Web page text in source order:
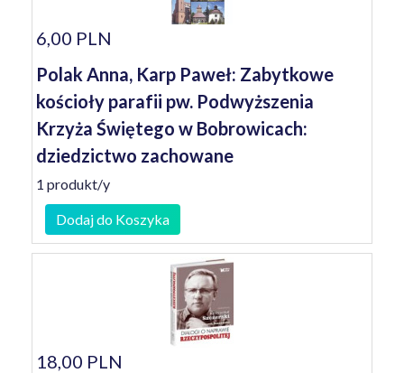
6,00 PLN
Polak Anna, Karp Paweł: Zabytkowe
kościoły parafii pw. Podwyższenia
Krzyża Świętego w Bobrowicach:
dziedzictwo zachowane
1 produkt/y
Dodaj do Koszyka
18,00 PLN